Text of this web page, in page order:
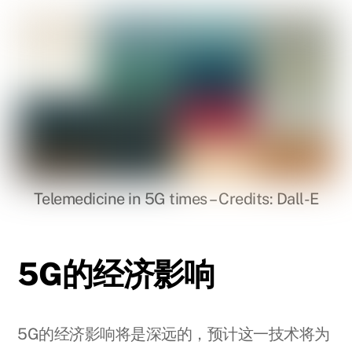
Telemedicine in 5G times – Credits: Dall-E
5G的经济影响
5G的经济影响将是深远的，预计这一技术将为